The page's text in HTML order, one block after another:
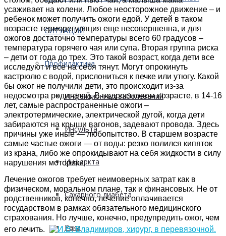
СИТУАЦИЙ
Профилактика
Инфекционных заболеваний
Инсульта
Инфаркта
Сахарного диабета
Рака
усаживает на колени. Любое неосторожное движение – и
ребенок может получить ожоги едой. У детей в таком
возрасте терморегуляция еще несовершенна, и для
ожогов достаточно температуры всего 60 градусов –
температура горячего чая или супа. Вторая группа риска
– дети от года до трех. Это такой возраст, когда дети все
исследуют и все на себя тянут. Могут опрокинуть
кастрюлю с водой, прислониться к печке или утюгу. Какой
бы ожог не получили дети, это происходит из-за
недосмотра родителей. В подростковом возрасте, в 14-16
лет, самые распространенные ожоги –
электротермические, электрической дугой, когда дети
забираются на крыши вагонов, задевают провода. Здесь
причины уже иные — любопытство. В старшем возрасте
самые частые ожоги — от воды: резко полился кипяток
из крана, либо же опрокидывают на себя жидкости в силу
нарушения моторики.
Лечение ожогов требует неимоверных затрат как в
физическом, моральном плане, так и финансовых. Не от
родственников, конечно, лечение оплачивается
государством в рамках обязательного медицинского
страхования. Но лучше, конечно, предупредить ожог, чем
его лечить.